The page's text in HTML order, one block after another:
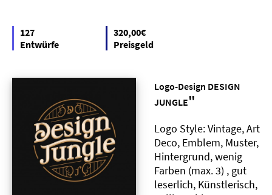
127
Entwürfe
320,00€
Preisgeld
Logo-Design DESIGN
JUNGLE"
Logo Style: Vintage, Art
Deco, Emblem, Muster,
Hintergrund, wenig
Farben (max. 3) , gut
leserlich, Künstlerisch,